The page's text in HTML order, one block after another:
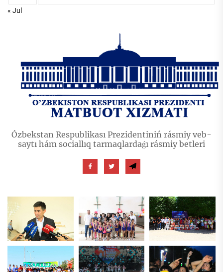
« Jul
Ózbekstan Respublikası Prezidentiniń rásmiy veb-
saytı hám sociallıq tarmaqlardaǵı rásmiy betleri